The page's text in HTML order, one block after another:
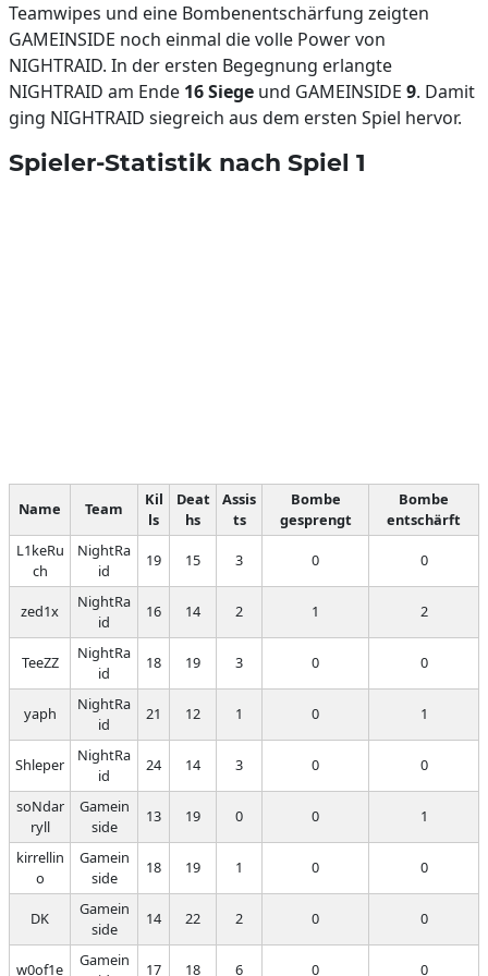
Teamwipes und eine Bombenentschärfung zeigten
GAMEINSIDE noch einmal die volle Power von
NIGHTRAID. In der ersten Begegnung erlangte
NIGHTRAID am Ende 16 Siege und GAMEINSIDE 9. Damit
ging NIGHTRAID siegreich aus dem ersten Spiel hervor.
Spieler-Statistik nach Spiel 1
Name Team
Kil
ls
Deat
hs
Assis
ts
Bombe
gesprengt
Bombe
entschärft
L1keRu
ch
NightRa
id
19 15 3 0 0
zed1x
NightRa
id
16 14 2 1 2
TeeZZ
NightRa
id
18 19 3 0 0
yaph
NightRa
id
21 12 1 0 1
Shleper
NightRa
id
24 14 3 0 0
soNdar
ryll
Gamein
side
13 19 0 0 1
kirrellin
o
Gamein
side
18 19 1 0 0
DK
Gamein
side
14 22 2 0 0
w0of1e
Gamein
17 18 6 0 0